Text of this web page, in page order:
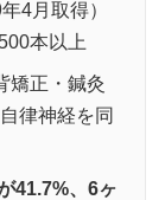
4月取得）
本以上
矯正・鍼灸
律神経を同
41.7%、6ヶ